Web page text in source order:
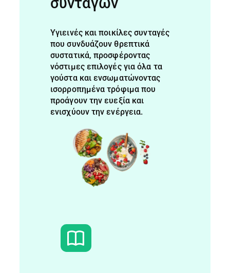
Υγιεινές και ποικίλες συνταγές
που συνδυάζουν θρεπτικά
συστατικά, προσφέροντας
νόστιμες επιλογές για όλα τα
γούστα και ενσωματώνοντας
ισορροπημένα τρόφιμα που
προάγουν την ευεξία και
ενισχύουν την ενέργεια.